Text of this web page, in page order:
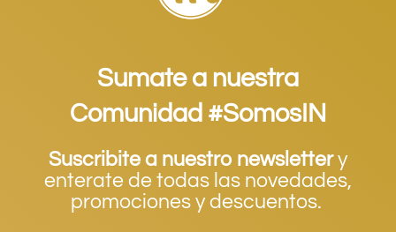
Sumate a nuestra
Comunidad #SomosIN
Suscribite a nuestro newslettery
enterate de todas las novedades,
promociones y descuentos.